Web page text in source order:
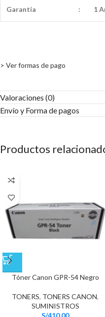
Garantía : 1
> Ver formas de pago
Valoraciones (0)
Envío y Forma de pagos​
Productos
Tóner Canon GPR-54 Negro
TONERS, TONERS CANON,
SUMINISTROS